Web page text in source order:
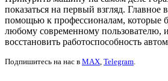
показаться на первый взгляд. Главное
помощью к профессионалам, которые
любому современному
восстановить работоспособность
Подпишитесь на нас в MAX, Telegram.